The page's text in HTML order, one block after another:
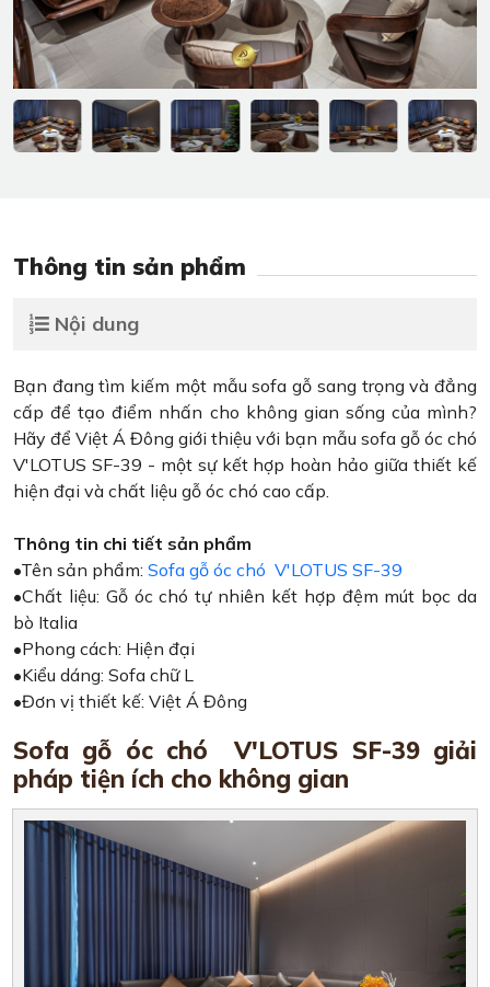
Thông tin sản phẩm
Nội dung
Bạn đang tìm kiếm một mẫu sofa gỗ sang trọng và đẳng
cấp để tạo điểm nhấn cho không gian sống của mình?
Hãy để Việt Á Đông giới thiệu với bạn mẫu sofa gỗ óc chó
V'LOTUS SF-39 - một sự kết hợp hoàn hảo giữa thiết kế
hiện đại và chất liệu gỗ óc chó cao cấp.
Thông tin chi tiết sản phẩm
•Tên sản phẩm: Sofa gỗ óc chó V'LOTUS SF-39
•Chất liệu: Gỗ óc chó tự nhiên kết hợp đệm mút bọc da
bò Italia
•Phong cách: Hiện đại
•Kiểu dáng: Sofa chữ L
•Đơn vị thiết kế: Việt Á Đông
Sofa gỗ óc chó V'LOTUS SF-39 giải
pháp tiện ích cho không gian